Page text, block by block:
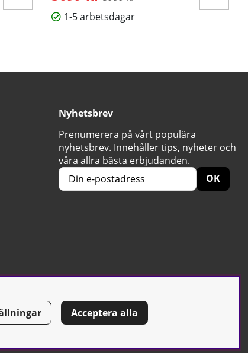
1-5 arbetsdagar
Nyhetsbrev
Prenumerera på vårt populära
nyhetsbrev. Innehåller tips, nyheter och
våra allra bästa erbjudanden.
OK
42 87 00
Acceptera alla